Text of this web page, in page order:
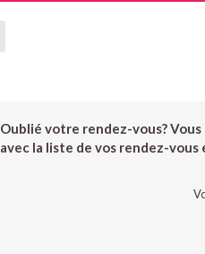
Oublié votre rendez-vous?
avec la liste de vos rendez-